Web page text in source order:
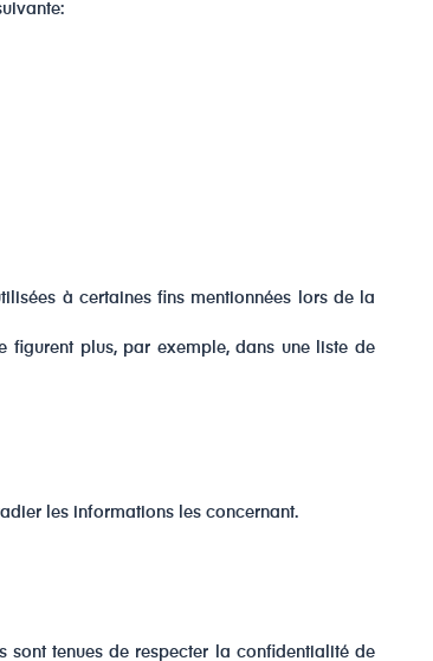
à certaines fins mentionnées lors de la
figurent plus, par exemple, dans une liste de
les informations les concernant.
sont tenues de respecter la confidentialité de